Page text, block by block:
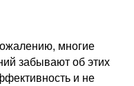
многие
забывают об этих
и не